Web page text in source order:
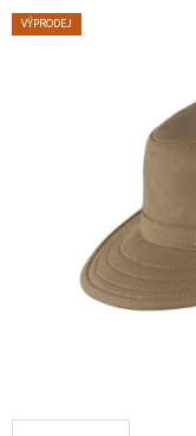
produktu
VÝPRODEJ